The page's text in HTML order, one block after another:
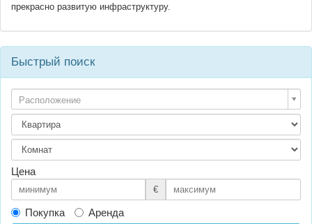
прекрасно развитую инфраструктуру.
Быстрый поиск
Расположение
Цена
€
Покупка
Аренда